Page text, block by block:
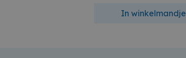
In winkelmandje